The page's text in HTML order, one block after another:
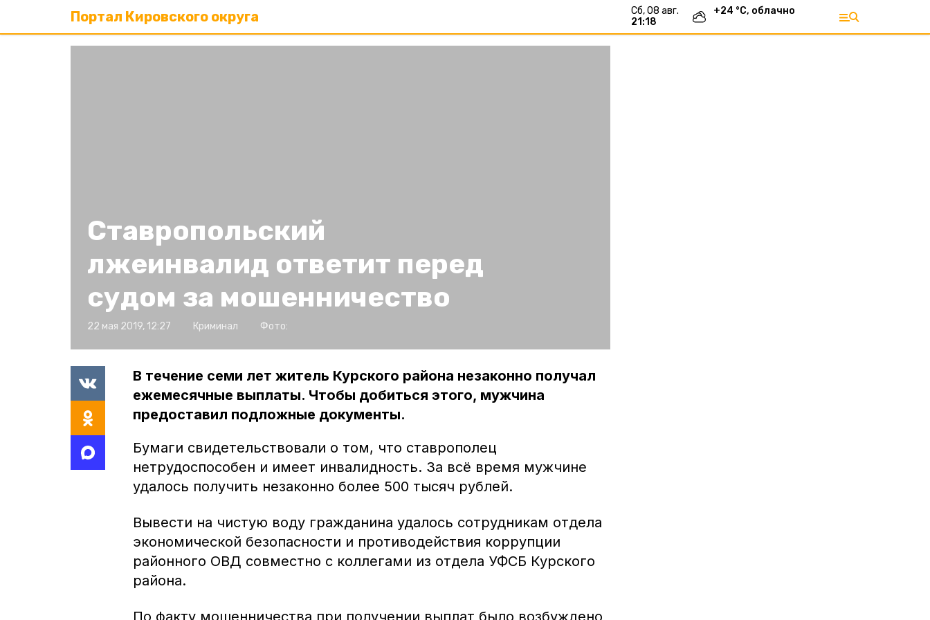
Портал Кировского округа
сб, 08 авг.
21:18
+24 °С, облачно
Ставропольский
лжеинвалид ответит перед
судом за мошенничество
22 мая 2019, 12:27 Криминал Фото:
В течение семи лет житель Курского района незаконно получал
ежемесячные выплаты. Чтобы добиться этого, мужчина
предоставил подложные документы.
Бумаги свидетельствовали о том, что ставрополец
нетрудоспособен и имеет инвалидность. За всё время мужчине
удалось получить незаконно более 500 тысяч рублей.
Вывести на чистую воду гражданина удалось сотрудникам отдела
экономической безопасности и противодействия коррупции
районного ОВД совместно с коллегами из отдела УФСБ Курского
района.
По факту мошенничества при получении выплат было возбуждено